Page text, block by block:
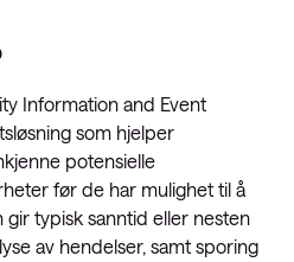
Information and Event
som hjelper
potensielle
før de har mulighet til å
typisk sanntid eller nesten
av hendelser, samt sporing